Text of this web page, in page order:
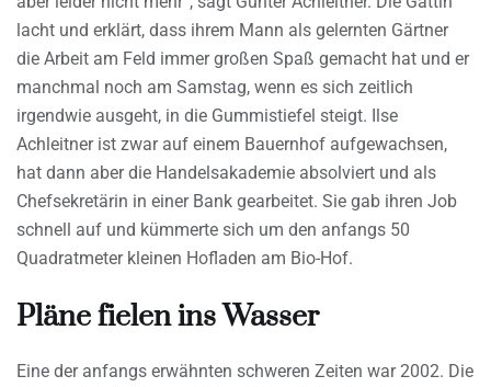
lacht und erklärt, dass ihrem Mann als gelernten Gärtner
die Arbeit am Feld immer großen Spaß gemacht hat und er
manchmal noch am Samstag, wenn es sich zeitlich
irgendwie ausgeht, in die Gummistiefel steigt. Ilse
Achleitner ist zwar auf einem Bauernhof aufgewachsen,
hat dann aber die Handelsakademie absolviert und als
Chefsekretärin in einer Bank gearbeitet. Sie gab ihren Job
schnell auf und kümmerte sich um den anfangs 50
Quadratmeter kleinen Hofladen am Bio-Hof.
Pläne fielen ins Wasser
Eine der anfangs erwähnten schweren Zeiten war 2002. Die